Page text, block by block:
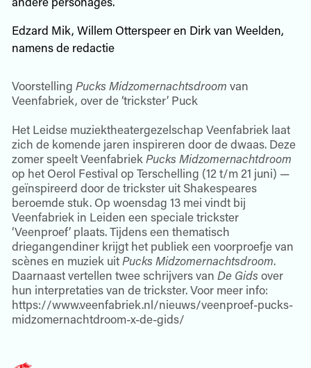
Edzard Mik, Willem Otterspeer en Dirk van Weelden,
namens de redactie
Voorstelling Pucks Midzomernachtsdroom van
Veenfabriek, over de ‘trickster’ Puck
Het Leidse muziektheatergezelschap Veenfabriek laat
zich de komende jaren inspireren door de dwaas. Deze
zomer speelt Veenfabriek Pucks Midzomernachtdroom
op het Oerol Festival op Terschelling (12 t/m 21 juni) —
geïnspireerd door de trickster uit Shakespeares
beroemde stuk. Op woensdag 13 mei vindt bij
Veenfabriek in Leiden een speciale trickster
‘Veenproef’ plaats. Tijdens een thematisch
driegangendiner krijgt het publiek een voorproefje van
scènes en muziek uitPucks Midzomernachtsdroom.
Daarnaast vertellen twee schrijvers van De Gids over
hun interpretaties van de trickster. Voor meer info:
https://www.veenfabriek.nl/nieuws/veenproef-pucks-
midzomernachtdroom-x-de-gids/